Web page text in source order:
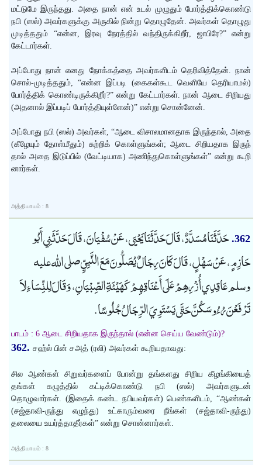
மட்டுமே இருந்தது. அதை நான் என் உடல் முழுதும் போர்த்திக்கொண்டு
நபி (ஸல்) அவர்களுக்கு அருகில் நின்று தொழுதேன். அவர்கள் தொழுது
முடித்ததும் “என்ன, இரவு நேரத்தில் வந்திருக்கிறீர், ஜாபிரே?” என்று
கேட்டார்கள்.
அப்போது நான் எனது நோக்கத்தை அவர்களிடம் தெரிவித்தேன். நான்
சொல்-முடித்ததும், “என்ன இப்படி (கைகள்கூட வெளியே தெரியாமல்)
போர்த்திக் கொண்டிருக்கிறீர்?” என்று கேட்டார்கள். நான் ஆடை சிறியது
(அதனால் இப்படிப் போர்த்தியுள்ளேன்)” என்று சொன்னேன்.
அப்போது நபி (ஸல்) அவர்கள், “ஆடை விசாலமானதாக இருந்தால், அதை
(கீழேயும் தோள்மீதும்) சுற்றிக் கொள்ளுங்கள்; ஆடை சிறியதாக இருந்
தால் அதை இடுப்பில் (வேட்டியாக) அணிந்துகொள்ளுங்கள்” என்று கூறி
னார்கள்.
அத்தியாயம் : 8
362. حَدَّثَنَا مُسَدَّدٌ، قَالَ حَدَّثَنَا يَحْيَى، عَنْ سُفْيَانَ، قَالَ حَدَّثَنِي أَبُو
حَازِمٍ، عَنْ سَهْلٍ، قَالَ كَانَ رِجَالٌ يُصَلُّونَ مَعَ النَّبِيِّ صلى الله عليه
وسلم عَاقِدِي أُزْرِهِمْ عَلَى أَعْنَاقِهِمْ كَهَيْئَةِ الصِّبْيَانِ، وَقَالَ لِلنِّسَاءِ لاَ
تَرْفَعْنَ رُءُوسَكُنَّ حَتَّى يَسْتَوِيَ الرِّجَالُ جُلُوسًا.
பாடம் : 6 ஆடை சிறியதாக இருந்தால் (என்ன செய்ய வேண்டும்)?
362. சஹ்ல் பின் சஅத் (ரலி) அவர்கள் கூறியதாவது:
சில ஆண்கள் சிறுவர்களைப் போன்று தங்களது சிறிய கீழங்கியைத்
தங்கள் கழுத்தில் கட்டிக்கொண்டு நபி (ஸல்) அவர்களுடன்
தொழுவார்கள். (இதைக் கண்ட நபியவர்கள்) பெண்களிடம், “ஆண்கள்
(சஜ்தாவி-ருந்து எழுந்து) உட்காரும்வரை நீங்கள் (சஜ்தாவி-ருந்து)
தலையை உயர்த்தாதீர்கள்” என்று சொன்னார்கள்.
அத்தியாயம் : 8